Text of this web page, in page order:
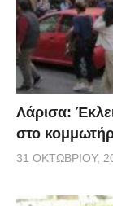
Λάρισα:
στο
31 ΟΚΤΩΒΡΊΟΥ,